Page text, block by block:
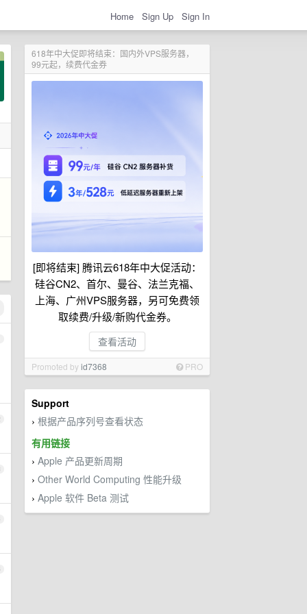
Home Sign Up Sign In
618年中大促即将结束：国内外VPS服务器，
99元起，续费代金券
[即将结束] 腾讯云618年中大促活动：
硅谷CN2、首尔、曼谷、法兰克福、
上海、广州VPS服务器，另可免费领
取续费/升级/新购代金券。
查看活动
Promoted byid7368 PRO
Support
› 根据产品序列号查看状态
有用链接
› Apple 产品更新周期
› Other World Computing 性能升级
› Apple 软件 Beta 测试